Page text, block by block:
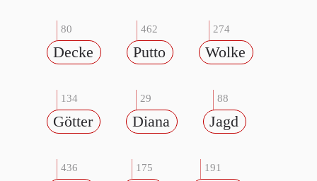
80
Decke
462
Putto
274
Wolke
134
Götter
29
Diana
88
Jagd
436 175 191